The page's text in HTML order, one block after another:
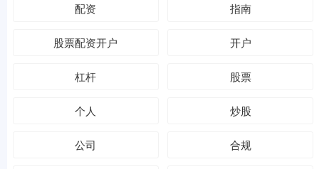
配资 指南
股票配资开户 开户
杠杆 股票
个人 炒股
公司 合规